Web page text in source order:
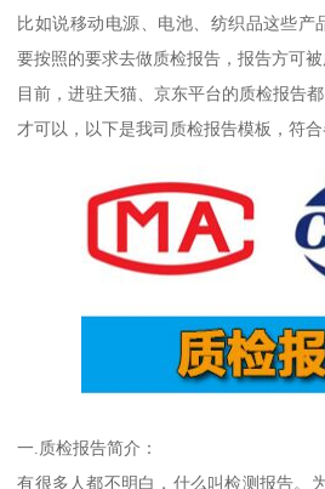
比如说移动电源、电池、纺织品这些产
要按照的要求去做质检报告，报告方可被
目前，进驻天猫、京东平台的质检报告
才可以，以下是我司质检报告模板，符合
一.质检报告简介：
有很多人都不明白，什么叫检测报告。